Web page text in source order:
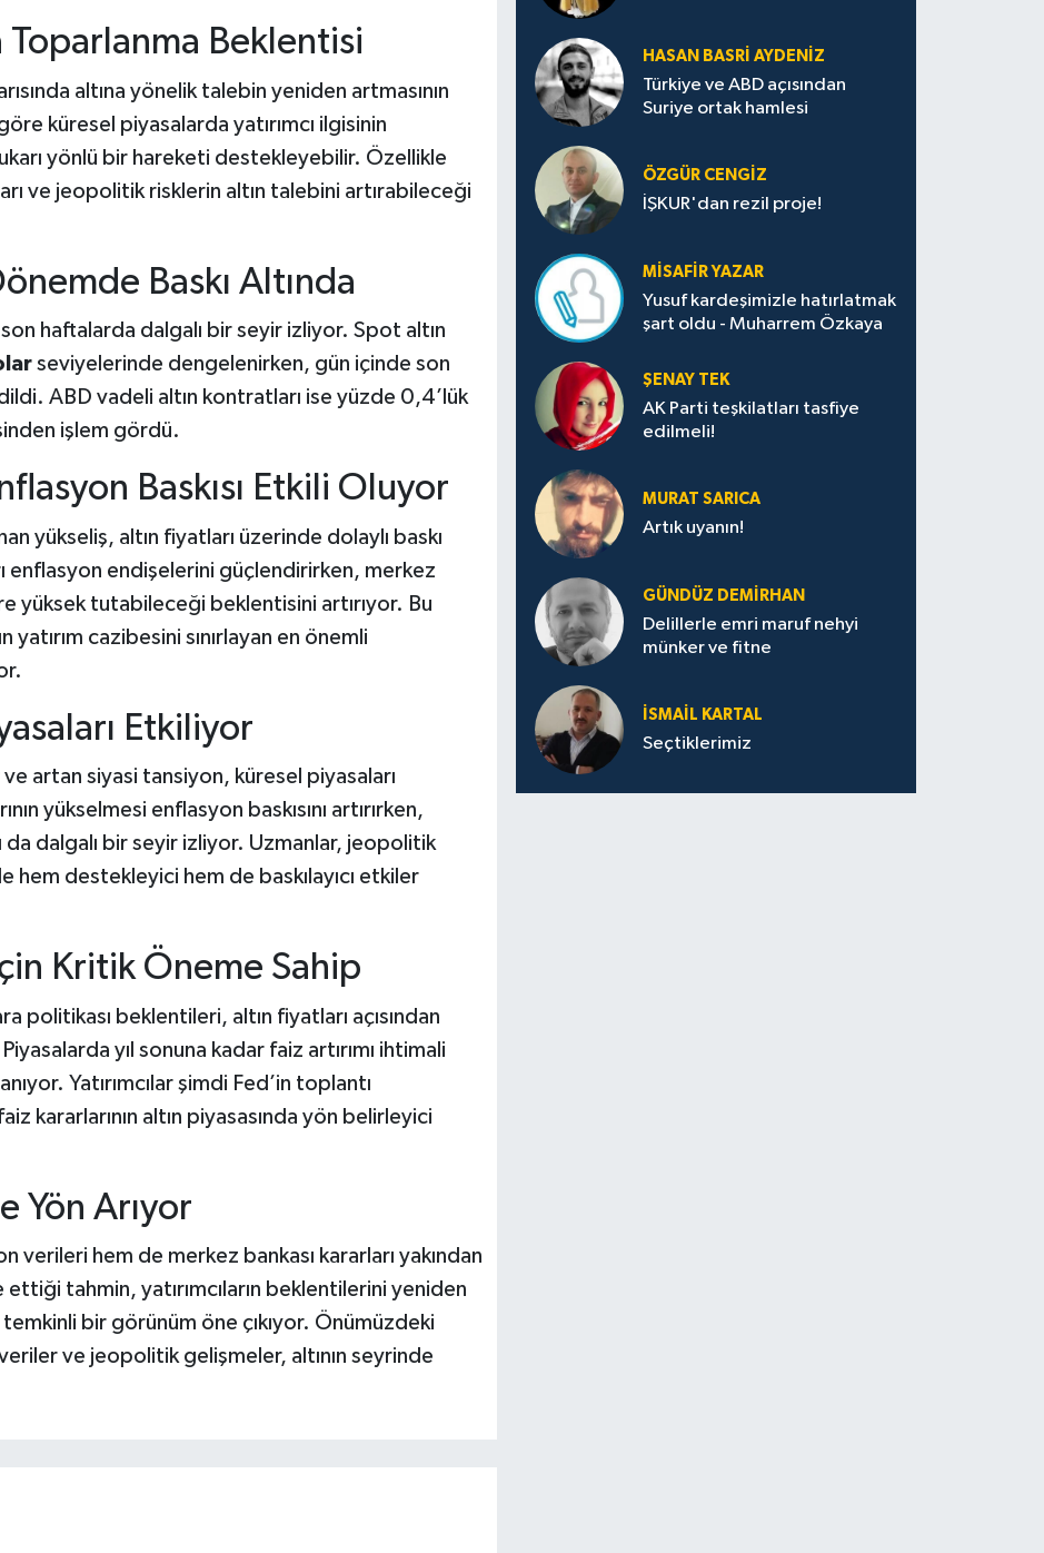
Toparlanma Beklentisi
altına yönelik talebin yeniden artmasının
küresel piyasalarda yatırımcı ilgisinin
yönlü bir hareketi destekleyebilir. Özellikle
ve jeopolitik risklerin altın talebini artırabileceği
Baskı Altında
haftalarda dalgalı bir seyir izliyor. Spot altın
seviyelerinde dengelenirken, gün içinde son
ABD vadeli altın kontratları ise yüzde 0,4’lük
işlem gördü.
Baskısı Etkili Oluyor
yükseliş, altın fiyatları üzerinde dolaylı baskı
endişelerini güçlendirirken, merkez
yüksek tutabileceği beklentisini artırıyor. Bu
cazibesini sınırlayan en önemli
Etkiliyor
artan siyasi tansiyon, küresel piyasaları
yükselmesi enflasyon baskısını artırırken,
da dalgalı bir seyir izliyor. Uzmanlar, jeopolitik
hem destekleyici hem de baskılayıcı etkiler
Kritik Öneme Sahip
politikası beklentileri, altın fiyatları açısından
yıl sonuna kadar faiz artırımı ihtimali
Yatırımcılar şimdi Fed’in toplantı
kararlarının altın piyasasında yön belirleyici
Yön Arıyor
verileri hem de merkez bankası kararları yakından
tahmin, yatırımcıların beklentilerini yeniden
bir görünüm öne çıkıyor. Önümüzdeki
ve jeopolitik gelişmeler, altının seyrinde
HASAN BASRI AYDENIZ
Türkiye ve ABD açısından
Suriye ortak hamlesi
ÖZGÜR CENGIZ
İŞKUR'dan rezil proje!
MISAFIR YAZAR
Yusuf kardeşimizle hatırlatmak
şart oldu - Muharrem Özkaya
ŞENAY TEK
AK Parti teşkilatları tasfiye
edilmeli!
MURAT SARICA
Artık uyanın!
GÜNDÜZ DEMIRHAN
Delillerle emri maruf nehyi
münker ve fitne
İSMAIL KARTAL
Seçtiklerimiz